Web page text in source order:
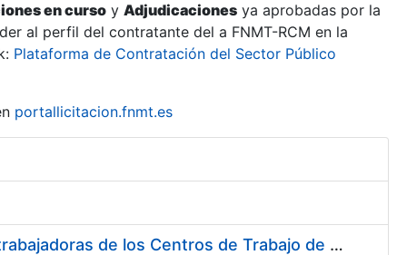
en curso y Adjudicaciones ya aprobadas por la
al perfil del contratante del a FNMT-RCM en la
Plataforma de Contratación del Sector Público
portallicitacion.fnmt.es
Suministro de Protectores Auditivos a medida para las personas trabajadoras de los Centros de Trabajo de Madrid y Burgos